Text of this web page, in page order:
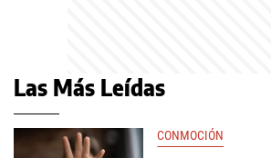
Las Más Leídas
CONMOCIÓN